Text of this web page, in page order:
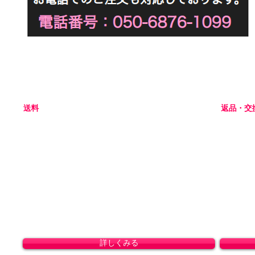
送料 返品・交
詳しくみる